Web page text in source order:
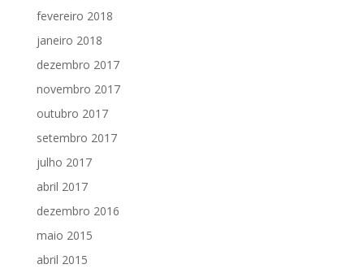
fevereiro 2018
janeiro 2018
dezembro 2017
novembro 2017
outubro 2017
setembro 2017
julho 2017
abril 2017
dezembro 2016
maio 2015
abril 2015